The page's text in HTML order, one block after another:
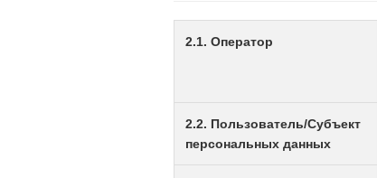
2.1. Оператор
2.2. Пользователь/Субъект
персональных данных